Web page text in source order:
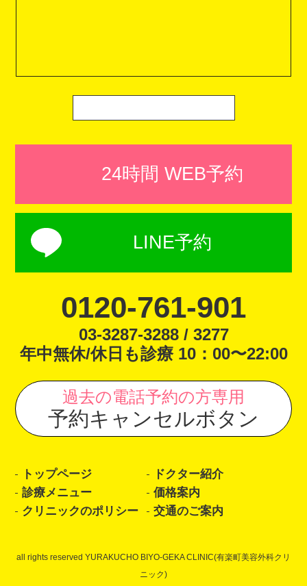
24時間 WEB予約
LINE予約
0120-761-901
03-3287-3288 / 3277
年中無休/休日も診療 10：00〜22:00
過去の電話予約の方専用
予約キャンセルボタン
トップページ
ドクター紹介
診療メニュー
価格案内
クリニックのポリシー
交通のご案内
all rights reserved YURAKUCHO BIYO-GEKA CLINIC(有楽町美容外科クリ
ニック)